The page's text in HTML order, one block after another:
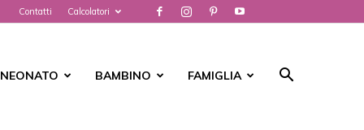
Contatti Calcolatori
NEONATO BAMBINO FAMIGLIA